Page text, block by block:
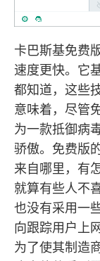
卡巴斯基免费
速度更快。它
都知道，这些
意味着，尽管
为一款抵御病
骄傲。免费版
来自哪里，有
就算有些人不
也没有采用一
向跟踪用户上
为了使其制造